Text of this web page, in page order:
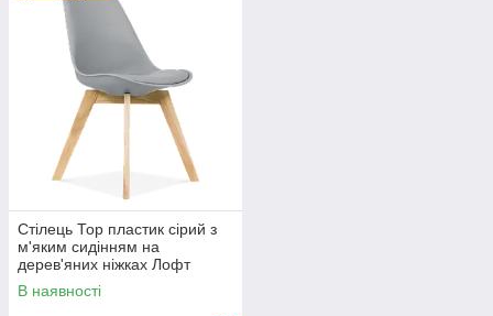
Стілець Тор пластик сірий з
м'яким сидінням на
дерев'яних ніжках Лофт
В наявності